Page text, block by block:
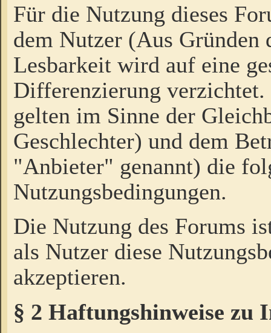
Für die Nutzung dieses
dem Nutzer (Aus Gründen
Lesbarkeit wird auf eine
Differenzierung
gelten im Sinne der
Geschlechter) und dem
"Anbieter" genannt) die
Nutzungsbedingungen.
Die Nutzung des Forums
als Nutzer diese
akzeptieren.
§ 2 Haftungshinweise zu